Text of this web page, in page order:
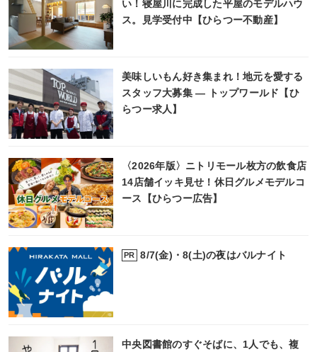
い！寝屋川に完成した平屋のモデルハウ
ス。見学受付中【ひらつー不動産】
美味しいもん好き集まれ！地元を愛する
スタッフ大募集 ― トップワールド【ひ
らつー求人】
〈2026年版〉ニトリモール枚方の飲食店
14店舗イッキ見せ！休日グルメモデルコ
ース【ひらつー広告】
PR 8/7(金)・8(土)の夜はバルナイト
中央図書館のすぐそばに、1人でも、複